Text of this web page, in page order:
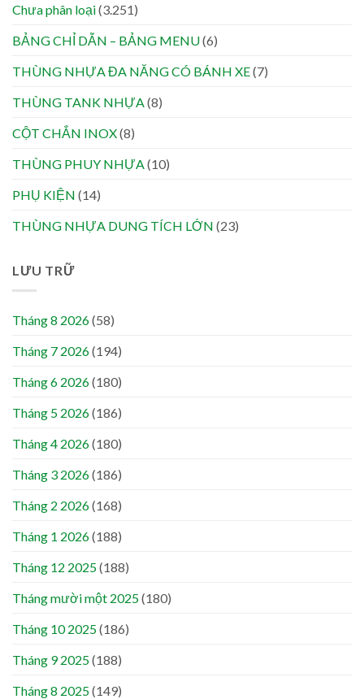
Chưa phân loại(3.251)
BẢNG CHỈ DẪN – BẢNG MENU(6)
THÙNG NHỰA ĐA NĂNG CÓ BÁNH XE(7)
THÙNG TANK NHỰA(8)
CỘT CHẮN INOX(8)
THÙNG PHUY NHỰA(10)
PHỤ KIỆN (14)
THÙNG NHỰA DUNG TÍCH LỚN (23)
LƯU TRỮ
Tháng 8 2026(58)
Tháng 7 2026(194)
Tháng 6 2026(180)
Tháng 5 2026(186)
Tháng 4 2026(180)
Tháng 3 2026(186)
Tháng 2 2026(168)
Tháng 1 2026(188)
Tháng 12 2025(188)
Tháng mười một 2025(180)
Tháng 10 2025(186)
Tháng 9 2025(188)
Tháng 8 2025(149)